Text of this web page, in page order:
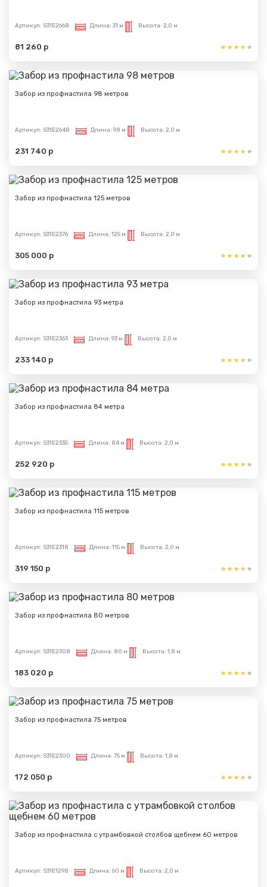
Артикул: S31E2668 Длина: 31 м Высота: 2,0 м
81 260 р
Забор из профнастила 98 метров
Артикул: S31E2648 Длина: 98 м Высота: 2,0 м
231 740 р
Забор из профнастила 125 метров
Артикул: S31E2376 Длина: 125 м Высота: 2,0 м
305 000 р
Забор из профнастила 93 метра
Артикул: S31E2363 Длина: 93 м Высота: 2,0 м
233 140 р
Забор из профнастила 84 метра
Артикул: S31E2335 Длина: 84 м Высота: 2,0 м
252 920 р
Забор из профнастила 115 метров
Артикул: S31E2318 Длина: 115 м Высота: 2,0 м
319 150 р
Забор из профнастила 80 метров
Артикул: S31E2308 Длина: 80 м Высота: 1,8 м
183 020 р
Забор из профнастила 75 метров
Артикул: S31E2300 Длина: 75 м Высота: 1,8 м
172 050 р
Забор из профнастила с утрамбовкой столбов щебнем 60 метров
Артикул: S31E1298 Длина: 60 м Высота: 2,0 м